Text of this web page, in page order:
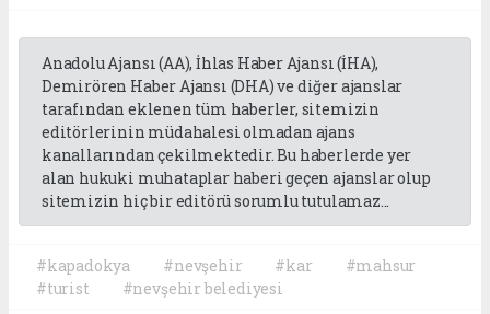
Anadolu Ajansı (AA), İhlas Haber Ajansı (İHA),
Demirören Haber Ajansı (DHA) ve diğer ajanslar
tarafından eklenen tüm haberler, sitemizin
editörlerinin müdahalesi olmadan ajans
kanallarından çekilmektedir. Bu haberlerde yer
alan hukuki muhataplar haberi geçen ajanslar olup
sitemizin hiç bir editörü sorumlu tutulamaz...
#kapadokya #nevşehir #kar
#mahsur
#turist
#nevşehir belediyesi